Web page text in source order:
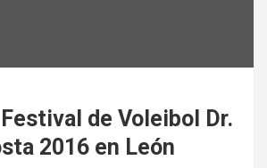
de Voleibol Dr.
2016 en León